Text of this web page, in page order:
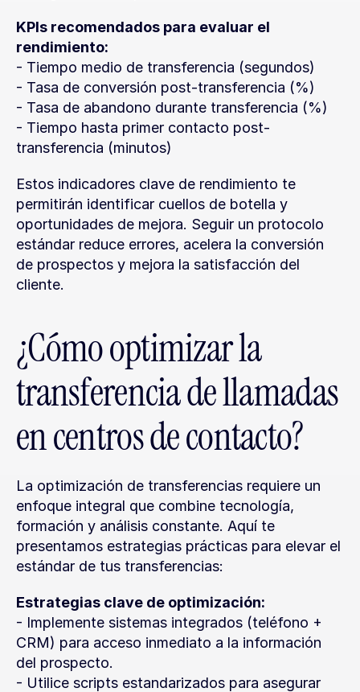
KPIs recomendados para evaluar el
rendimiento:
- Tiempo medio de transferencia (segundos)
- Tasa de conversión post-transferencia (%)
- Tasa de abandono durante transferencia (%)
- Tiempo hasta primer contacto post-
transferencia (minutos)
Estos indicadores clave de rendimiento te
permitirán identificar cuellos de botella y
oportunidades de mejora. Seguir un protocolo
estándar reduce errores, acelera la conversión
de prospectos y mejora la satisfacción del
cliente.
¿Cómo optimizar la
transferencia de llamadas
en centros de contacto?
La optimización de transferencias requiere un
enfoque integral que combine tecnología,
formación y análisis constante. Aquí te
presentamos estrategias prácticas para elevar el
estándar de tus transferencias:
Estrategias clave de optimización:
- Implemente sistemas integrados (teléfono +
CRM) para acceso inmediato a la información
del prospecto.
- Utilice scripts estandarizados para asegurar